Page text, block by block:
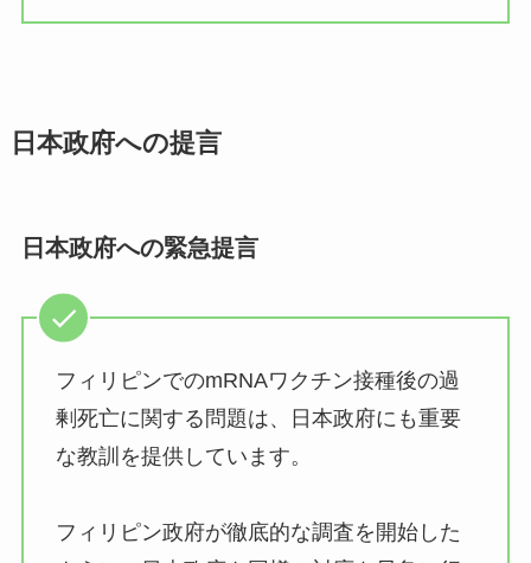
日本政府への提言
日本政府への緊急提言
フィリピンでのmRNAワクチン接種後の過
剰死亡に関する問題は、日本政府にも重要
な教訓を提供しています。
フィリピン政府が徹底的な調査を開始した